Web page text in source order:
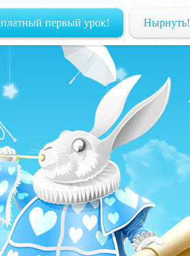
Нырнуть!
первый урок!